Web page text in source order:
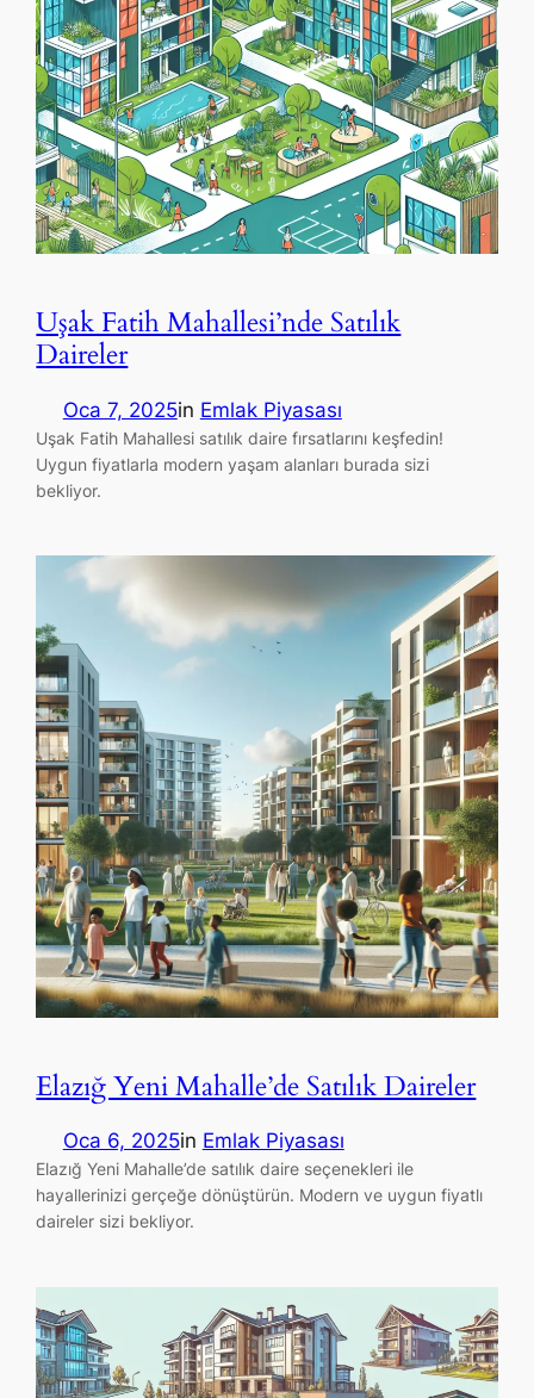
Uşak Fatih Mahallesi’nde Satılık
Daireler
Oca 7, 2025in Emlak Piyasası
Uşak Fatih Mahallesi satılık daire fırsatlarını keşfedin!
Uygun fiyatlarla modern yaşam alanları burada sizi
bekliyor.
Elazığ Yeni Mahalle’de Satılık Daireler
Oca 6, 2025in Emlak Piyasası
Elazığ Yeni Mahalle’de satılık daire seçenekleri ile
hayallerinizi gerçeğe dönüştürün. Modern ve uygun fiyatlı
daireler sizi bekliyor.